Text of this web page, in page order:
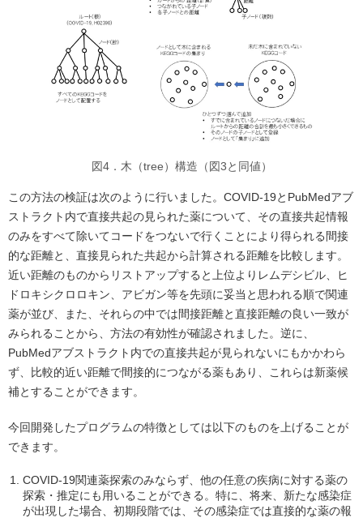
図4．木（tree）構造（図3と同値）
この方法の検証は次のように行いました。COVID-19とPubMedアブ
ストラクト内で直接共起の見られた薬について、その直接共起情報
のみをすべて除いてコードをつないで行くことにより得られる間接
的な距離と、直接見られた共起から計算される距離を比較します。
近い距離のものからリストアップすると上位よりレムデシビル、ヒ
ドロキシクロロキン、アビガン等を先頭に妥当と思われる順で関連
薬が並び、また、それらの中では間接距離と直接距離の良い一致が
みられることから、方法の有効性が確認されました。逆に、
PubMedアブストラクト内での直接共起が見られないにもかかわら
ず、比較的近い距離で間接的につながる薬もあり、これらは新薬候
補とすることができます。
今回開発したプログラムの特徴としては以下のものを上げることが
できます。
COVID-19関連薬探索のみならず、他の任意の疾病に対する薬の
探索・推定にも用いることができる。特に、将来、新たな感染症
が出現した場合、初期段階では、その感染症では直接的な薬の報